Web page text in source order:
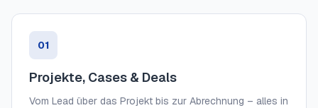
01
Projekte, Cases & Deals
Vom Lead über das Projekt bis zur Abrechnung – alles in